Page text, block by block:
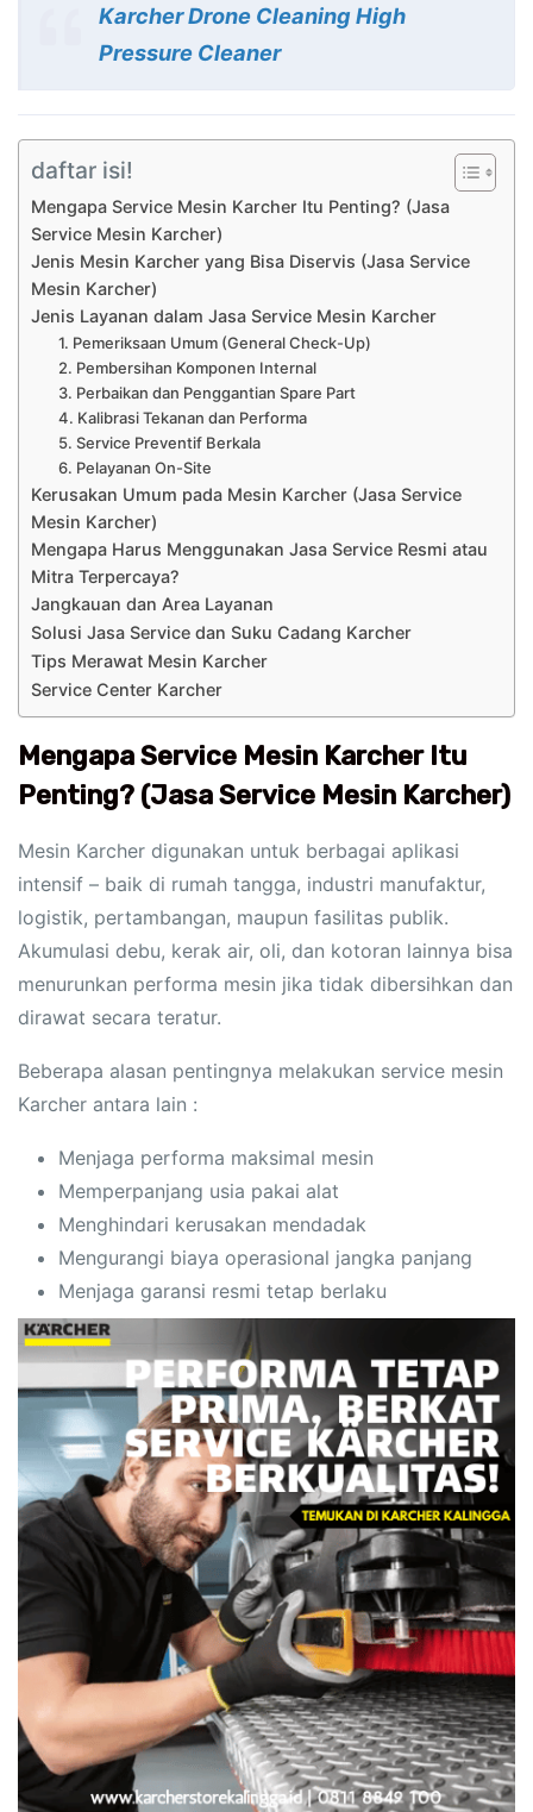
Karcher Drone Cleaning High
Pressure Cleaner
daftar isi!
Mengapa Service Mesin Karcher Itu Penting? (Jasa
Service Mesin Karcher)
Jenis Mesin Karcher yang Bisa Diservis (Jasa Service
Mesin Karcher)
Jenis Layanan dalam Jasa Service Mesin Karcher
1. Pemeriksaan Umum (General Check-Up)
2. Pembersihan Komponen Internal
3. Perbaikan dan Penggantian Spare Part
4. Kalibrasi Tekanan dan Performa
5. Service Preventif Berkala
6. Pelayanan On-Site
Kerusakan Umum pada Mesin Karcher (Jasa Service
Mesin Karcher)
Mengapa Harus Menggunakan Jasa Service Resmi atau
Mitra Terpercaya?
Jangkauan dan Area Layanan
Solusi Jasa Service dan Suku Cadang Karcher
Tips Merawat Mesin Karcher
Service Center Karcher
Mengapa Service Mesin Karcher Itu
Penting? (Jasa Service Mesin Karcher)
Mesin Karcher digunakan untuk berbagai aplikasi
intensif – baik di rumah tangga, industri manufaktur,
logistik, pertambangan, maupun fasilitas publik.
Akumulasi debu, kerak air, oli, dan kotoran lainnya bisa
menurunkan performa mesin jika tidak dibersihkan dan
dirawat secara teratur.
Beberapa alasan pentingnya melakukan service mesin
Karcher antara lain :
Menjaga performa maksimal mesin
Memperpanjang usia pakai alat
Menghindari kerusakan mendadak
Mengurangi biaya operasional jangka panjang
Menjaga garansi resmi tetap berlaku